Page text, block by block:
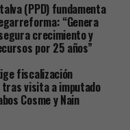
(PPD) fundamenta
“Genera
crecimiento y
por 25 años”
fiscalización
tras visita a imputado
Cosme y Nain